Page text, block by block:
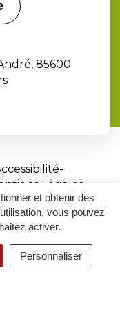
et obtenir des
vous pouvez
activer.
Personnaliser
ACCESSIBILITÉ
85600
Légales